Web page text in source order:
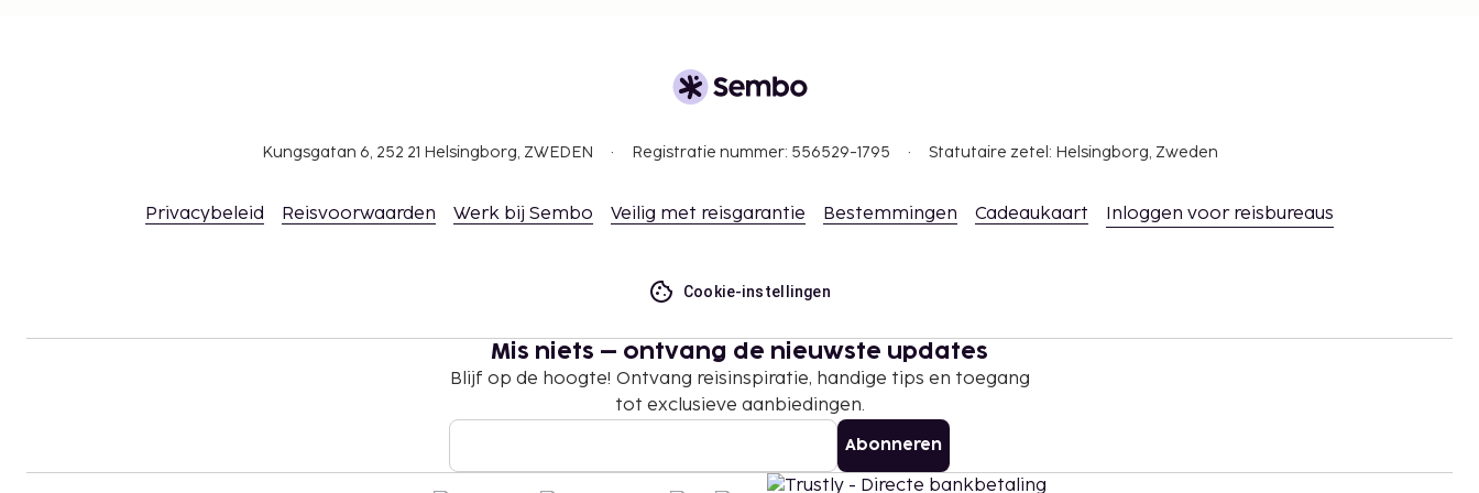
Kungsgatan 6, 252 21 Helsingborg, ZWEDEN Registratie nummer: 556529-1795 Statutaire zetel: Helsingborg, Zweden
Privacybeleid Reisvoorwaarden Werk bij Sembo Veilig met reisgarantie Bestemmingen Cadeaukaart Inloggen voor reisbureaus
Cookie-instellingen
Mis niets – ontvang de nieuwste updates
Blijf op de hoogte! Ontvang reisinspiratie, handige tips en toegang
tot exclusieve aanbiedingen.
Abonneren